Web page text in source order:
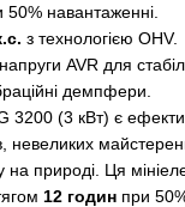
50% навантаженні.
з технологією OHV.
AVR для
демпфери.
3200 (3 кВт) є
невеликих
на природі. Ця
12 годин при